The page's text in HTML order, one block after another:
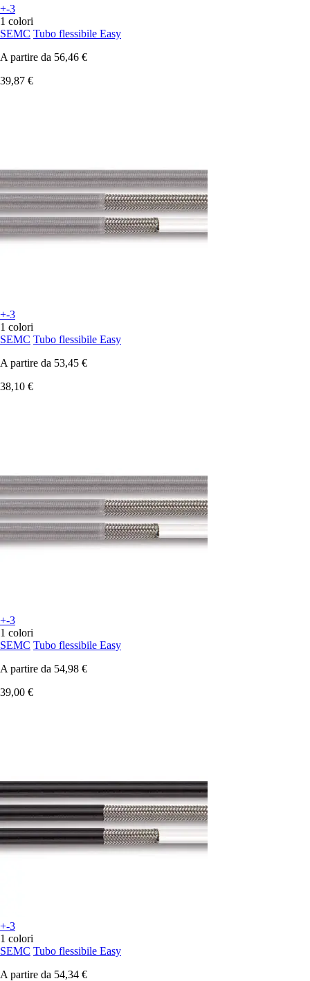
+-3
1 colori
SEMC Tubo flessibile Easy
A partire da 56,46 €
39,87 €
+-3
1 colori
SEMC Tubo flessibile Easy
A partire da 53,45 €
38,10 €
+-3
1 colori
SEMC Tubo flessibile Easy
A partire da 54,98 €
39,00 €
+-3
1 colori
SEMC Tubo flessibile Easy
A partire da 54,34 €